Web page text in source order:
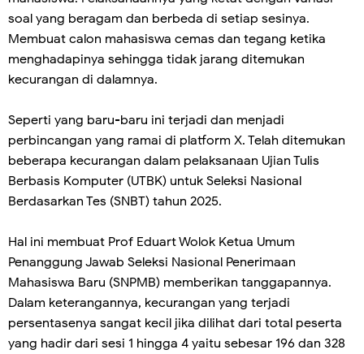
soal yang beragam dan berbeda di setiap sesinya.
Membuat calon mahasiswa cemas dan tegang ketika
menghadapinya sehingga tidak jarang ditemukan
kecurangan di dalamnya.
Seperti yang baru-baru ini terjadi dan menjadi
perbincangan yang ramai di platform X. Telah ditemukan
beberapa kecurangan dalam pelaksanaan Ujian Tulis
Berbasis Komputer (UTBK) untuk Seleksi Nasional
Berdasarkan Tes (SNBT) tahun 2025.
Hal ini membuat Prof Eduart Wolok Ketua Umum
Penanggung Jawab Seleksi Nasional Penerimaan
Mahasiswa Baru (SNPMB) memberikan tanggapannya.
Dalam keterangannya, kecurangan yang terjadi
persentasenya sangat kecil jika dilihat dari total peserta
yang hadir dari sesi 1 hingga 4 yaitu sebesar 196 dan 328